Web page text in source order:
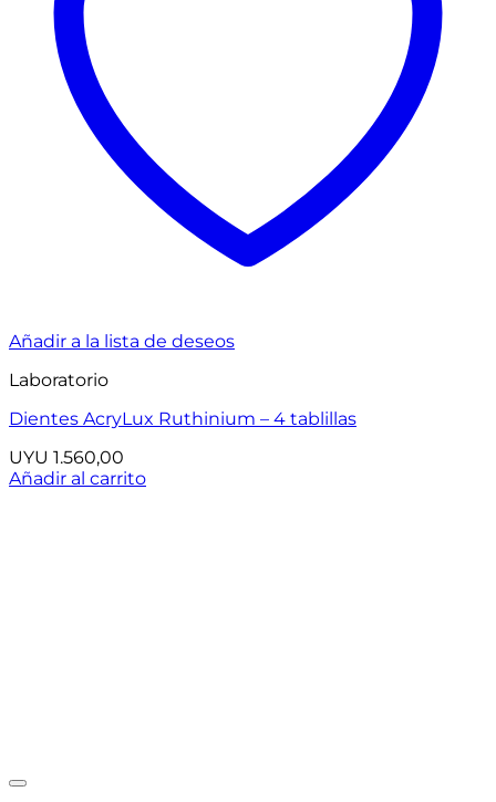
Añadir a la lista de deseos
Laboratorio
Dientes AcryLux Ruthinium – 4 tablillas
UYU 1.560,00
Añadir al carrito